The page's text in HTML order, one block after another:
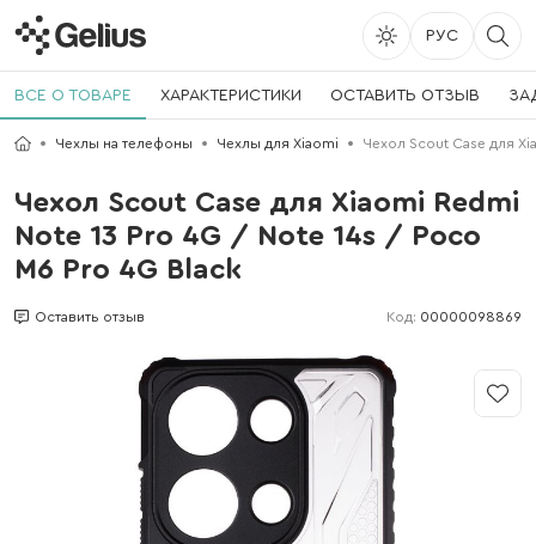
РУС
ВСЕ О ТОВАРЕ ХАРАКТЕРИСТИКИ ОСТАВИТЬ ОТЗЫВ
Чехлы на телефоны Чехлы для Xiaomi Чехол Scout Case для
Чехол Scout Case для Xiaomi Redmi
Note 13 Pro 4G / Note 14s / Poco
M6 Pro 4G Black
Оставить отзыв Код: 00000098869